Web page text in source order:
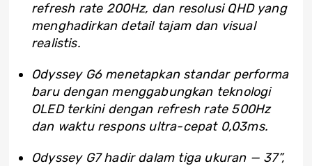
refresh rate 200Hz, dan resolusi QHD yang
menghadirkan detail tajam dan visual
realistis.
Odyssey G6 menetapkan standar performa
baru dengan menggabungkan teknologi
OLED terkini dengan refresh rate 500Hz
dan waktu respons ultra-cepat 0,03ms.
Odyssey G7 hadir dalam tiga ukuran — 37”,